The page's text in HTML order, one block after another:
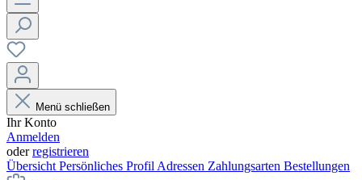
Menü schließen
Ihr Konto
Anmelden
oderregistrieren
Übersicht Persönliches Profil Adressen Zahlungsarten Bestellungen